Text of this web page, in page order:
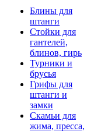
Блины для
штанги
Стойки для
гантелей,
блинов, гирь
Турники и
брусья
Грифы для
штанги и
замки
Скамьи для
жима, пресса,